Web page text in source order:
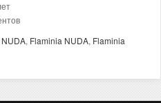
, Flaminia NUDA, Flaminia